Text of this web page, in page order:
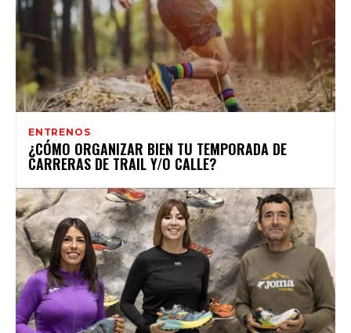
ENTRENOS
¿CÓMO ORGANIZAR BIEN TU TEMPORADA DE
CARRERAS DE TRAIL Y/O CALLE?